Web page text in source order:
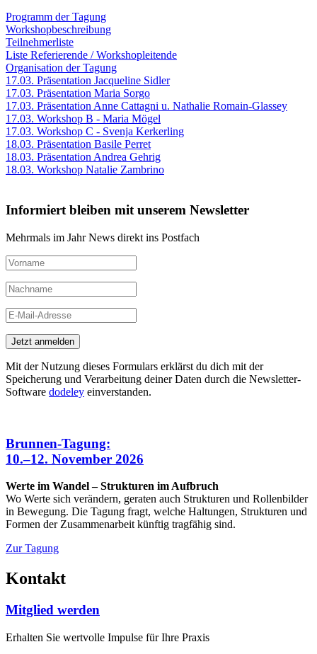
Programm der Tagung
Workshopbeschreibung
Teilnehmerliste
Liste Referierende / Workshopleitende
Organisation der Tagung
17.03. Präsentation Jacqueline Sidler
17.03. Präsentation Maria Sorgo
17.03. Präsentation Anne Cattagni u. Nathalie Romain-Glassey
17.03. Workshop B - Maria Mögel
17.03. Workshop C - Svenja Kerkerling
18.03. Präsentation Basile Perret
18.03. Präsentation Andrea Gehrig
18.03. Workshop Natalie Zambrino
Informiert bleiben mit unserem Newsletter
Mehrmals im Jahr News direkt ins Postfach
Jetzt anmelden
Mit der Nutzung dieses Formulars erklärst du dich mit der
Speicherung und Verarbeitung deiner Daten durch die Newsletter-
Software dodeley einverstanden.
Brunnen-Tagung:
10.–12. November 2026
Werte im Wandel – Strukturen im Aufbruch
Wo Werte sich verändern, geraten auch Strukturen und Rollenbilder
in Bewegung. Die Tagung fragt, welche Haltungen, Strukturen und
Formen der Zusammenarbeit künftig tragfähig sind.
Zur Tagung
Kontakt
Mitglied werden
Erhalten Sie wertvolle Impulse für Ihre Praxis